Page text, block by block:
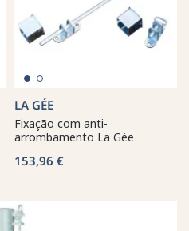
LA GÉE
Fixação com anti-
arrombamento La Gée
153,96 €